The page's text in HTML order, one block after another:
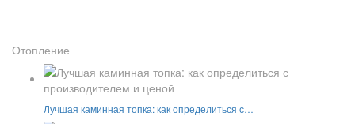
Отопление
Лучшая каминная топка: как определиться с…